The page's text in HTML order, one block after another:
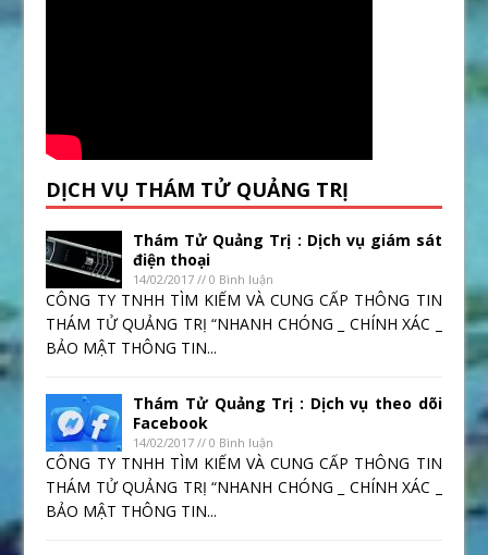
DỊCH VỤ THÁM TỬ QUẢNG TRỊ
Thám Tử Quảng Trị : Dịch vụ giám sát
điện thoại
14/02/2017 // 0 Bình luận
CÔNG TY TNHH TÌM KIẾM VÀ CUNG CẤP THÔNG TIN
THÁM TỬ QUẢNG TRỊ “NHANH CHÓNG _ CHÍNH XÁC _
BẢO MẬT THÔNG TIN...
Thám Tử Quảng Trị : Dịch vụ theo dõi
Facebook
14/02/2017 // 0 Bình luận
CÔNG TY TNHH TÌM KIẾM VÀ CUNG CẤP THÔNG TIN
THÁM TỬ QUẢNG TRỊ “NHANH CHÓNG _ CHÍNH XÁC _
BẢO MẬT THÔNG TIN...